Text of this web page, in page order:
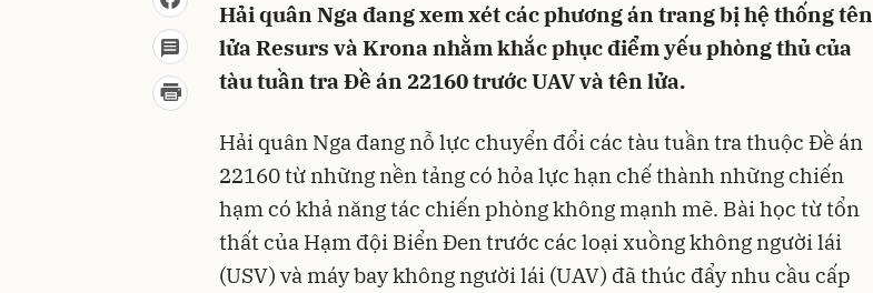
Hải quân Nga đang xem xét các phương án trang bị hệ thống tên
lửa Resurs và Krona nhằm khắc phục điểm yếu phòng thủ của
tàu tuần tra Đề án 22160 trước UAV và tên lửa.
Hải quân Nga đang nỗ lực chuyển đổi các tàu tuần tra thuộc Đề án
22160 từ những nền tảng có hỏa lực hạn chế thành những chiến
hạm có khả năng tác chiến phòng không mạnh mẽ. Bài học từ tổn
thất của Hạm đội Biển Đen trước các loại xuồng không người lái
(USV) và máy bay không người lái (UAV) đã thúc đẩy nhu cầu cấp